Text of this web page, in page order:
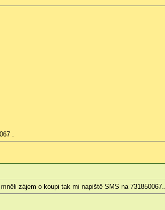
.
zájem o koupi tak mi napiště SMS na 731850067...